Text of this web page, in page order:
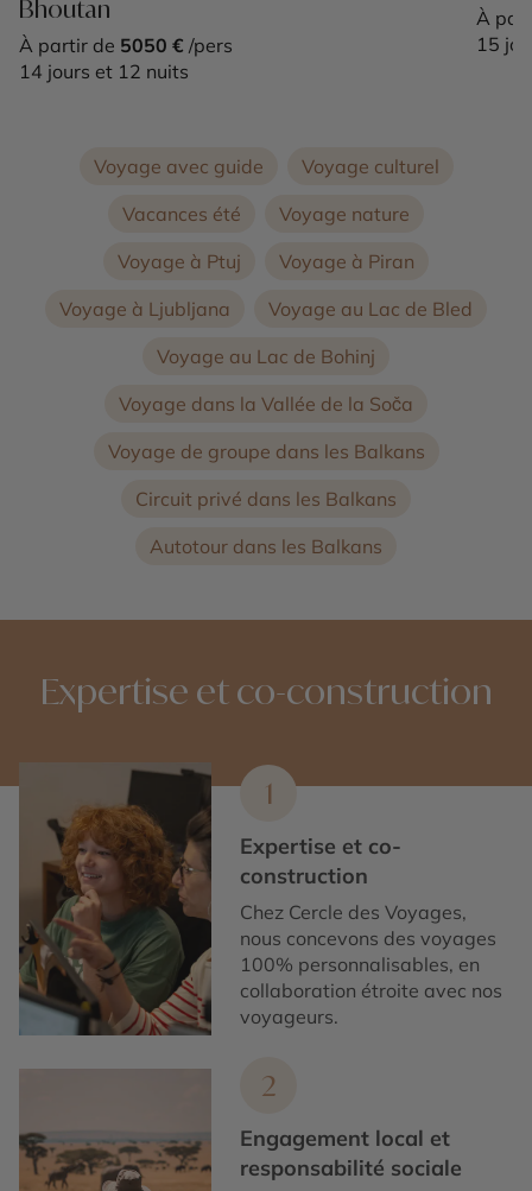
Bhoutan
À partir de 5050 € /pers
14 jours et 12 nuits
À
15
Voyage avec guide
Voyage culturel
Vacances été
Voyage nature
Voyage à Ptuj
Voyage à Piran
Voyage à Ljubljana
Voyage au Lac de Bled
Voyage au Lac de Bohinj
Voyage dans la Vallée de la Soča
Voyage de groupe dans les Balkans
Circuit privé dans les Balkans
Autotour dans les Balkans
Expertise et co-construction
1
Expertise et co-
construction
Chez Cercle des Voyages,
nous concevons des voyages
100% personnalisables, en
collaboration étroite avec nos
voyageurs.
2
Engagement local et
responsabilité sociale